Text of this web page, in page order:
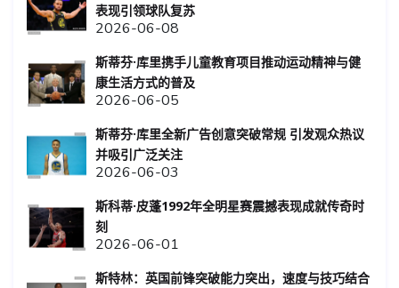
表现引领球队复苏
2026-06-08
斯蒂芬·库里携手儿童教育项目推动运动精神与健
康生活方式的普及
2026-06-05
斯蒂芬·库里全新广告创意突破常规 引发观众热议
并吸引广泛关注
2026-06-03
斯科蒂·皮蓬1992年全明星赛震撼表现成就传奇时
刻
2026-06-01
斯特林：英国前锋突破能力突出，速度与技巧结合